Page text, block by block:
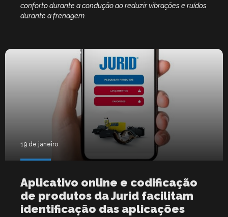
conforto durante a condução ao reduzir vibrações e ruídos
durante a frenagem.
19 de janeiro
Aplicativo online e codificação
de produtos da Jurid facilitam
identificação das aplicações